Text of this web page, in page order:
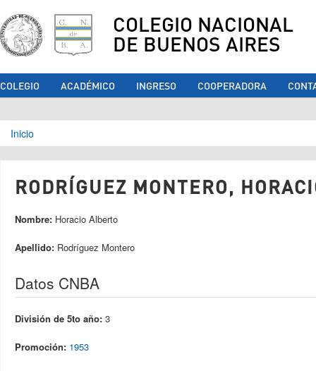
COLEGIO NACIONAL
DE BUENOS AIRES
COLEGIO ACADÉMICO INGRESO COOPERADORA
Se encuentra usted aquí
Inicio
RODRÍGUEZ MONTERO,
Nombre: Horacio Alberto
Apellido: Rodríguez Montero
Datos CNBA
División de 5to año: 3
Promoción: 1953